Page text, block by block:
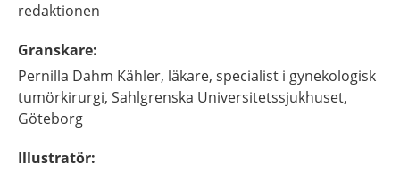
redaktionen
Granskare:
Pernilla Dahm Kähler, läkare, specialist i gynekologisk
tumörkirurgi, Sahlgrenska Universitetssjukhuset,
Göteborg
Illustratör: